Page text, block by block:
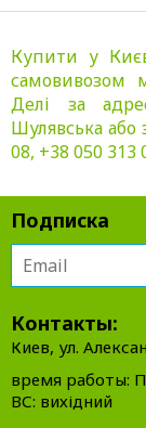
Купити у
самовивозом
Делі за
Шулявська або
08, +38 050 313
Подписка
Контакты:
Киев, ул.
время работы:
ВС: вихідний